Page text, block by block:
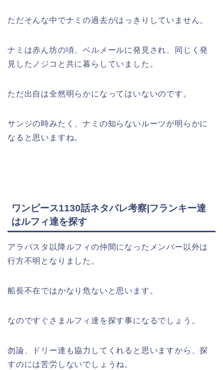
ただそんな中でナミの過去がはっきりしていません。
ナミは赤ん坊の頃、ベルメールに発見され、同じく発
見したノジコと共に暮らしていました。
ただ出自は全然明らかになってはいないのです。
サンジの時みたく、ナミの知らないルーツが明らかに
なると思いますね。
ワンピース1130話ネタバレ考察|フランキー達
はルフィ達を探す
アラバスタ以降ルフィの仲間になったメンバー以外は
行方不明となりました。
船長不在ではかなり危ないと思います。
なのですぐさまルフィ達を探す事になるでしょう。
勿論、ドリー達も協力してくれると思いますから、探
すのには苦労しないでしょうね。